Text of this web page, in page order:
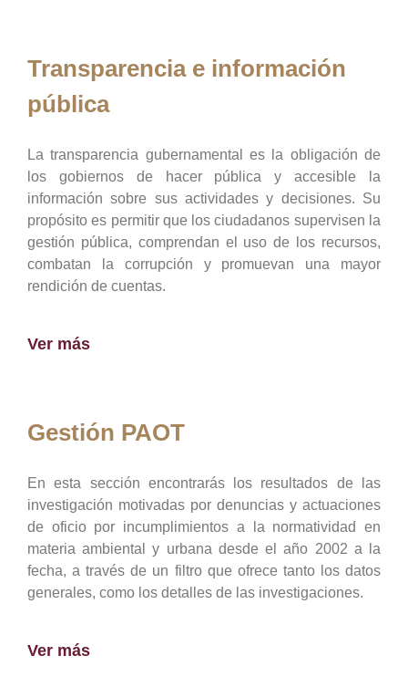
Transparencia e información
pública
La transparencia gubernamental es la obligación de
los gobiernos de hacer pública y accesible la
información sobre sus actividades y decisiones. Su
propósito es permitir que los ciudadanos supervisen la
gestión pública, comprendan el uso de los recursos,
combatan la corrupción y promuevan una mayor
rendición de cuentas.
Ver más
Gestión PAOT
En esta sección encontrarás los resultados de las
investigación motivadas por denuncias y actuaciones
de oficio por incumplimientos a la normatividad en
materia ambiental y urbana desde el año 2002 a la
fecha, a través de un filtro que ofrece tanto los datos
generales, como los detalles de las investigaciones.
Ver más